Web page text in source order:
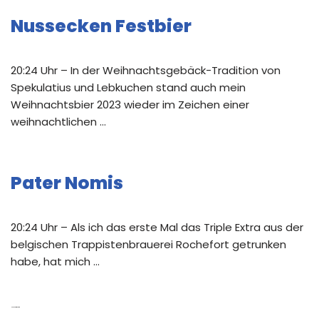
Nussecken Festbier
20:24 Uhr – In der Weihnachtsgebäck-Tradition von
Spekulatius und Lebkuchen stand auch mein
Weihnachtsbier 2023 wieder im Zeichen einer
weihnachtlichen …
Pater Nomis
20:24 Uhr – Als ich das erste Mal das Triple Extra aus der
belgischen Trappistenbrauerei Rochefort getrunken
habe, hat mich …